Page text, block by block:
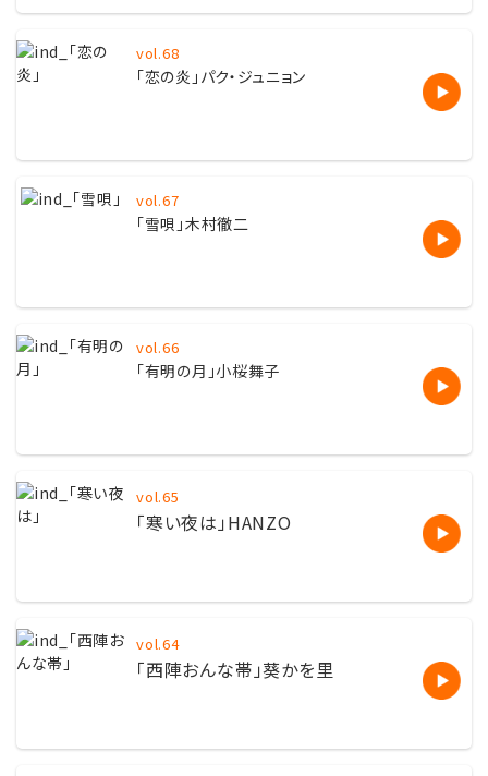
vol.68
「恋の炎」パク・ジュニョン
vol.67
「雪唄 」木村徹二
vol.66
「有明の月」小桜舞子
vol.65
「寒い夜は」HANZO
vol.64
「西陣おんな帯」葵かを里